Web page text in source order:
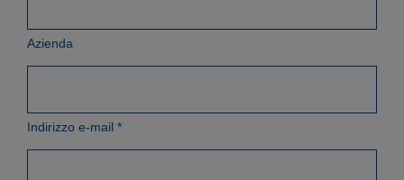
Azienda
Indirizzo e-mail *